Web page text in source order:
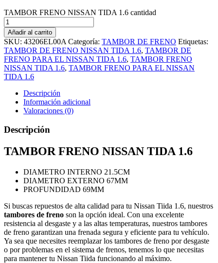
TAMBOR FRENO NISSAN TIDA 1.6 cantidad
Añadir al carrito
SKU: 43206EL00A Categoría: TAMBOR DE FRENO Etiquetas:
TAMBOR DE FRENO NISSAN TIDA 1.6, TAMBOR DE
FRENO PARA EL NISSAN TIDA 1.6, TAMBOR FRENO
NISSAN TIDA 1.6, TAMBOR FRENO PARA EL NISSAN
TIDA 1.6
Descripción
Información adicional
Valoraciones (0)
Descripción
TAMBOR FRENO NISSAN TIDA 1.6
DIAMETRO INTERNO 21.5CM
DIAMETRO EXTERNO 67MM
PROFUNDIDAD 69MM
Si buscas repuestos de alta calidad para tu Nissan Tiida 1.6, nuestros
tambores de freno son la opción ideal. Con una excelente
resistencia al desgaste y a las altas temperaturas, nuestros tambores
de freno garantizan una frenada segura y eficiente para tu vehículo.
Ya sea que necesites reemplazar los tambores de freno por desgaste
o por problemas en el sistema de frenos, tenemos lo que necesitas
para mantener tu Nissan Tiida funcionando al máximo.